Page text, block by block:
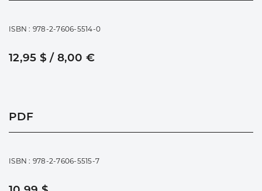
ISBN : 978-2-7606-5514-0
12,95 $ / 8,00 €
PDF
ISBN : 978-2-7606-5515-7